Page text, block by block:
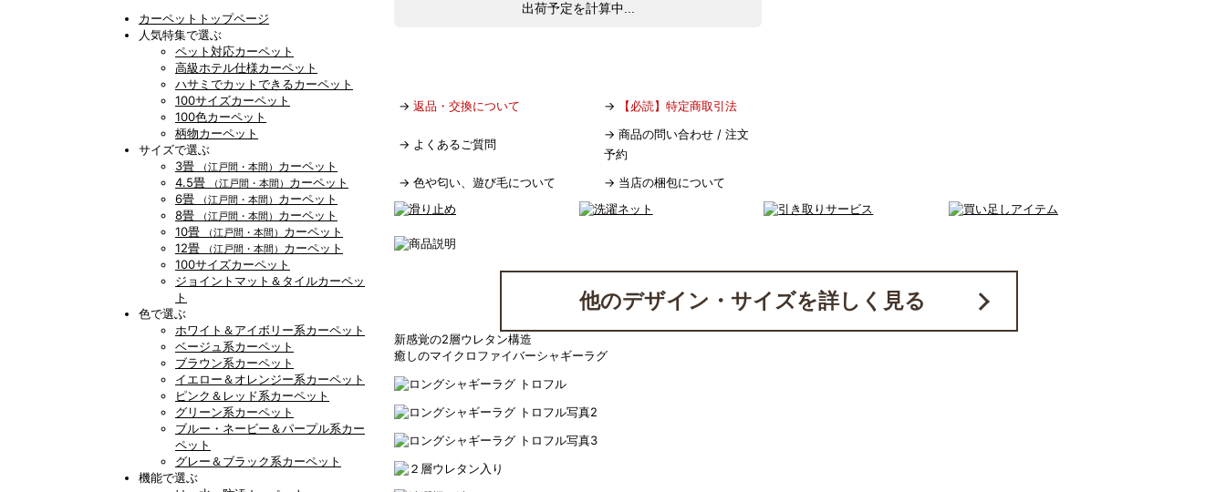
カーペットトップページ
人気特集で選ぶ
ペット対応カーペット
高級ホテル仕様カーペット
ハサミでカットできるカーペット
100サイズカーペット
100色カーペット
柄物カーペット
サイズで選ぶ
3畳
（江戸間・本間） カーペット
4.5畳
（江戸間・本間） カーペット
6畳
（江戸間・本間） カーペット
8畳
（江戸間・本間） カーペット
10畳
（江戸間・本間） カーペット
12畳
（江戸間・本間） カーペット
100サイズカーペット
ジョイントマット＆タイルカーペッ
ト
色で選ぶ
ホワイト＆アイボリー系カーペット
ベージュ系カーペット
ブラウン系カーペット
イエロー＆オレンジー系カーペット
ピンク＆レッド系カーペット
グリーン系カーペット
ブルー・ネービー＆パープル系カー
ペット
グレー＆ブラック系カーペット
機能で選ぶ
出荷予定を計算中...
→ 返品・交換について → 【必読】特定商取引法
→ よくあるご質問
→ 商品の問い合わせ / 注文
予約
→ 色や匂い、遊び毛について → 当店の梱包について
他のデザイン・サイズを詳しく見る
新感覚の2層ウレタン構造
癒しのマイクロファイバーシャギーラグ